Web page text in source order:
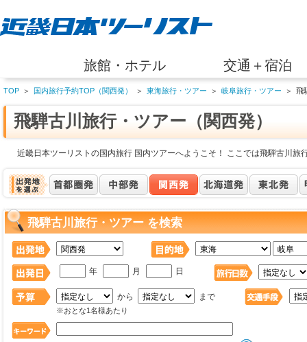
旅館・ホテル 交通＋宿泊
TOP ＞ 国内旅行予約TOP（関西発） ＞ 東海旅行・ツアー ＞ 岐阜旅行・ツアー ＞ 飛
飛騨古川旅行・ツアー（関西発）
近畿日本ツーリストの国内旅行 国内ツアーへようこそ！ ここでは飛騨古川旅
飛騨古川旅行・ツアー を検索
年 月 日
から まで
※おとな1名様あたり